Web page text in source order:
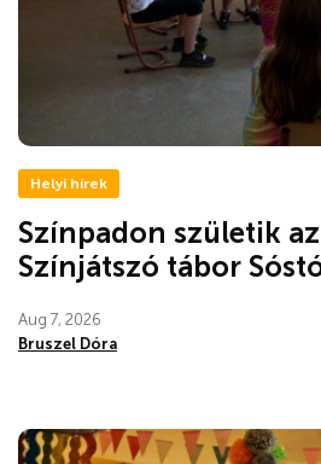
Helyi hírek
Színpadon születik
Színjátszó tábor
Aug 7, 2026
Bruszel Dóra